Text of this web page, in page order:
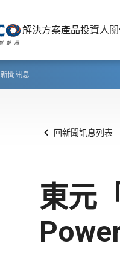
解決方案產品投資人
新聞訊息
回新聞訊息列表
東元